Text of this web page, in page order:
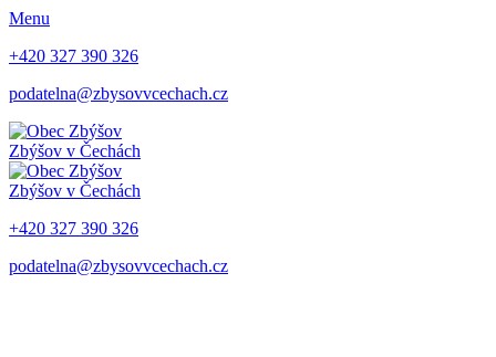
Menu
+420 327 390 326
podatelna@zbysovvcechach.cz
Zbýšov v Čechách
Zbýšov v Čechách
+420 327 390 326
podatelna@zbysovvcechach.cz